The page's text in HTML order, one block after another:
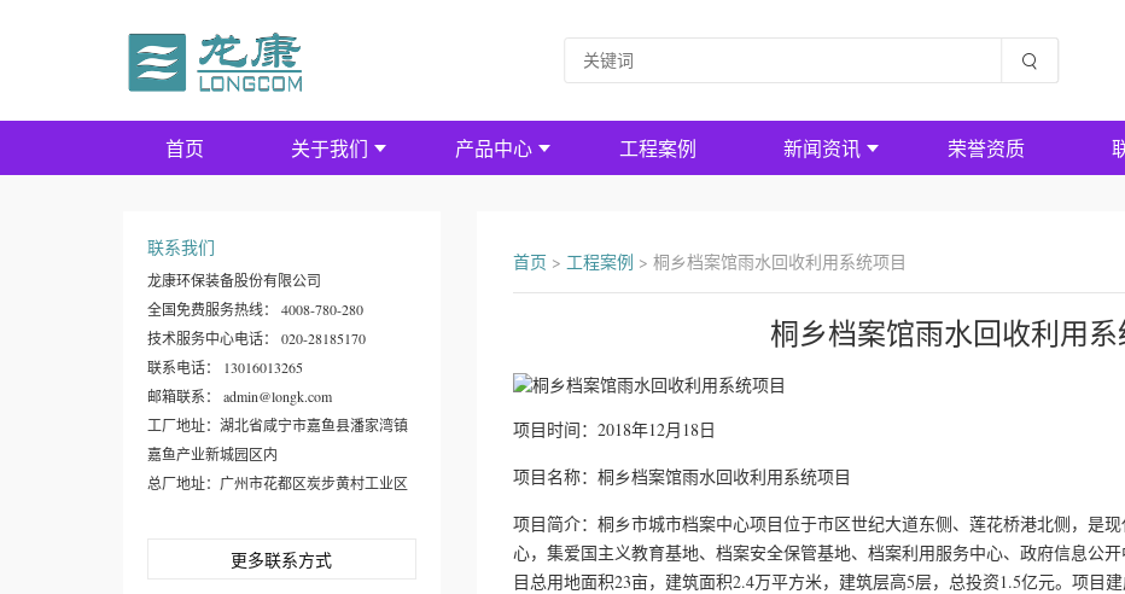
首页 关于我们 产品中心 工程案例 新闻资讯 荣誉资质
联系我们
龙康环保装备股份有限公司
全国免费服务热线： 4008-780-280
技术服务中心电话： 020-28185170
联系电话： 13016013265
邮箱联系： admin@longk.com
工厂地址：湖北省咸宁市嘉鱼县潘家湾镇
嘉鱼产业新城园区内
总厂地址：广州市花都区炭步黄村工业区
更多联系方式
首页 > 工程案例 > 桐乡档案馆雨水回收利用系统项目
桐乡档案馆雨水回收利用系
项目时间：2018年12月18日
项目名称：桐乡档案馆雨水回收利用系统项目
项目简介：桐乡市城市档案中心项目位于市区世纪大道东侧、莲花桥港北侧，是
心，集爱国主义教育基地、档案安全保管基地、档案利用服务中心、政府信息公
目总用地面积23亩，建筑面积2.4万平方米，建筑层高5层，总投资1.5亿元。项目